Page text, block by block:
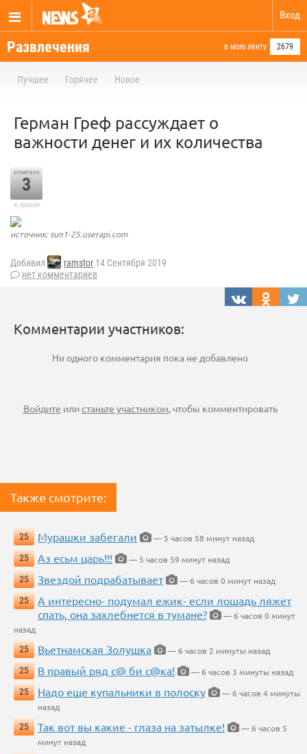
Вход
Развлечения в мою ленту 2679
Лучшее Горячее Новое
Герман Греф рассуждает о
важности денег и их количества
отметили
3
в архиве
источник: sun1-25.userapi.com
Добавил ramstor 14 Сентября 2019
нет комментариев
Комментарии участников:
Ни одного комментария пока не добавлено
Войдите илистаньте участником, чтобы комментировать
Также смотрите:
25 Мурашки забегали
— 5 часов 58 минут назад
25
Аз есьм царь!!!
— 5 часов 59 минут назад
25
Звездой подрабатывает
— 6 часов 0 минут назад
25
А интересно- подумал ежик- если лошадь ляжет
спать, она захлебнется в тумане?
— 6 часов 0 минут
назад
25
Вьетнамская Золушка
— 6 часов 2 минуты назад
25
В правый ряд с@ би с@ка!
— 6 часов 3 минуты назад
25
Надо еще купальники в полоску
— 6 часов 4 минуты
назад
25
Так вот вы какие - глаза на затылке!
— 6 часов 5
минут назад